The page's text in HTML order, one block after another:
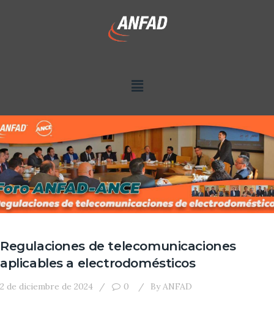
Regulaciones de telecomunicaciones
aplicables a electrodomésticos
2 de diciembre de 2024 0 ByANFAD